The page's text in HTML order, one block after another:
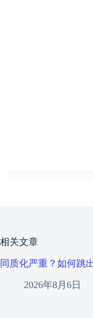
相关文章
同质化严重？如何跳
2026年8月6日